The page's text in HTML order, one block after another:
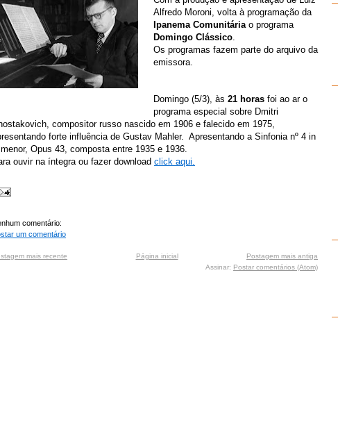
Alfredo Moroni, volta àprogramação da
Ipanema Comunitáriao programa
Domingo Clássico.
Os programas fazem parte do arquivo da
emissora.
Domingo (5/3), às 21 horas foi ao ar o
programa especial sobre Dmitri
compositor russo nascido em 1906 e falecido em 1975,
forte influência de Gustav Mahler. Apresentando a Sinfonia nº 4 in
Opus 43, composta entre 1935 e 1936.
ra ouvir na íntegra ou fazer download click aqui.
comentário:
um comentário
mais recente Postagem mais antiga
Página inicial
Assinar: Postar comentários (Atom)